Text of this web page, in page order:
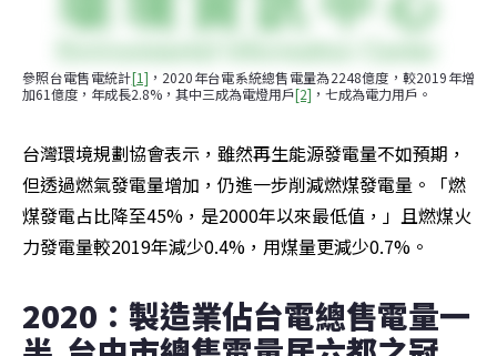
參照台電售電統計[1] ，2020年台電系統總售電量為2248億度，較2019年增
加61億度，年成長2.8%，其中三成為電燈用戶[2] ，七成為電力用戶。
台灣環境規劃協會表示，雖然再生能源發電量不如預期，
但透過燃氣發電量增加，仍進一步削減燃煤發電量。「燃
煤發電占比降至45%，是2000年以來最低值，」且燃煤火
力發電量較2019年減少0.4%，用煤量更減少0.7%。
2020：製造業佔台電總售電量一